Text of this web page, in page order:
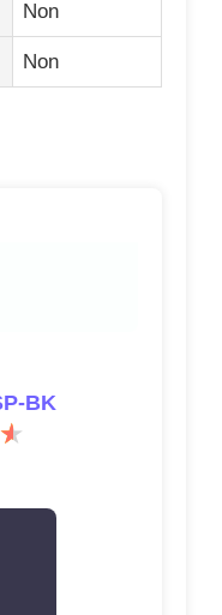
Non
Non
BK